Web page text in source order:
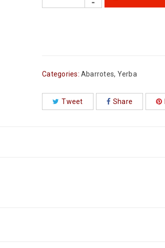
Categories: Abarrotes, Yerba
Tweet Share